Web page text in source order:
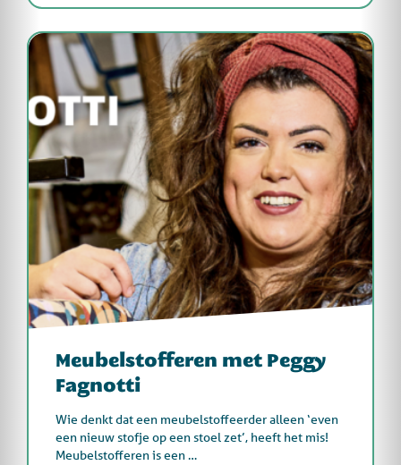
Meubelstofferen met Peggy
Fagnotti
Wie denkt dat een meubelstoffeerder alleen ‘even
een nieuw stofje op een stoel zet’, heeft het mis!
Meubelstofferen is een …